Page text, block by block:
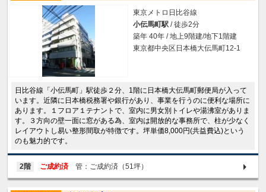
東京メトロ日比谷線
小伝馬町駅 / 徒歩2分
築年 40年 / 地上9階建/地下1階建
東京都中央区日本橋大伝馬町12-1
日比谷線「小伝馬町」駅徒歩２分、1階に日本橋大伝馬町郵便局が入って
います。近隣に日本橋税務署や銀行があり、事業を行うのに便利な場所に
あります。１フロア１テナントで、室内に男女別トイレや湯沸室がありま
す。３方向の壁一面に窓がある為、室内は開放的な事務所で、柱が少なく
レイアウトし易い整形間取が特徴です。坪単価8,000円(共益費込)という
のも魅力的です。
2階 ご成約済 管：ご成約済（51坪）